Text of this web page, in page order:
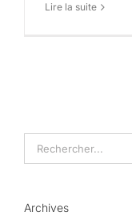
Lire la suite
Archives